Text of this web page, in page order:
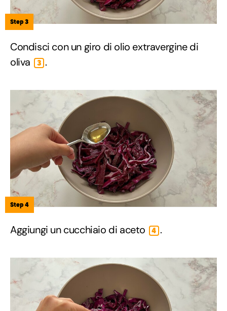
Step 3
Condisci con un giro di olio extravergine di
oliva
3 .
Step 4
Aggiungi un cucchiaio di aceto 4 .